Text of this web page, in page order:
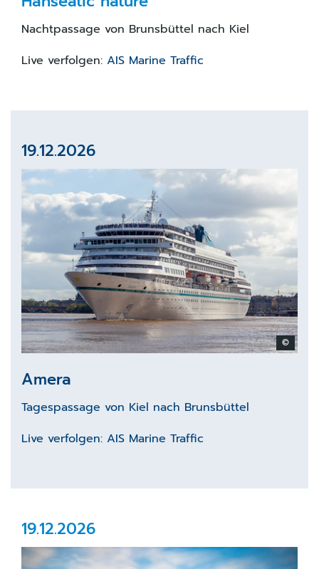
Nachtpassage von Brunsbüttel nach Kiel
Live verfolgen: AIS Marine Traffic
19.12.2026
©
Amera
Tagespassage von Kiel nach Brunsbüttel
Live verfolgen: AIS Marine Traffic
19.12.2026